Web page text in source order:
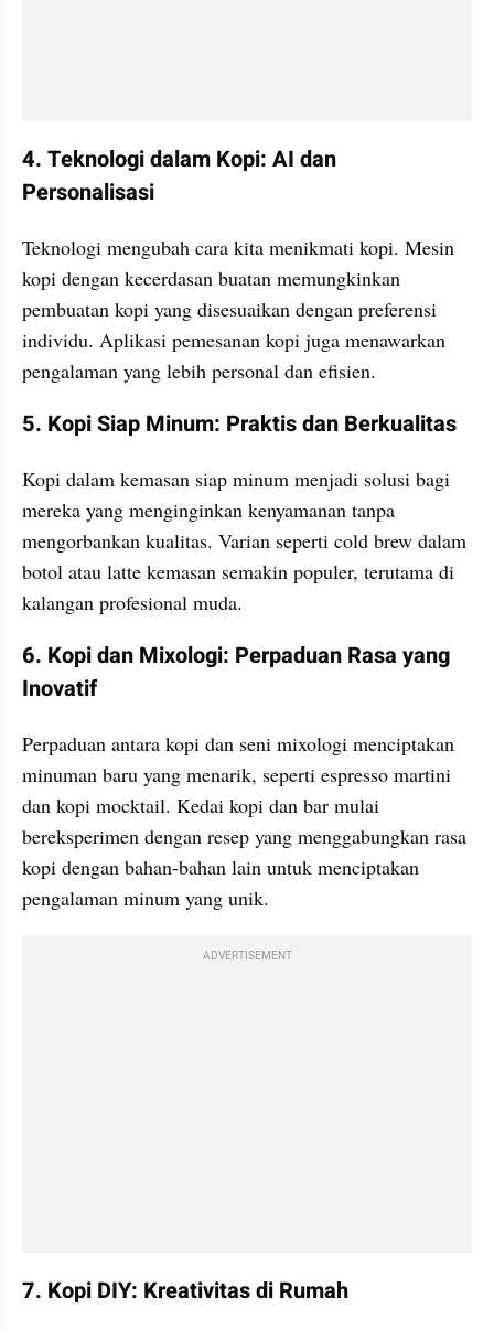
4. Teknologi dalam Kopi: AI dan
Personalisasi
Teknologi mengubah cara kita menikmati kopi. Mesin
kopi dengan kecerdasan buatan memungkinkan
pembuatan kopi yang disesuaikan dengan preferensi
individu. Aplikasi pemesanan kopi juga menawarkan
pengalaman yang lebih personal dan efisien.
5. Kopi Siap Minum: Praktis dan Berkualitas
Kopi dalam kemasan siap minum menjadi solusi bagi
mereka yang menginginkan kenyamanan tanpa
mengorbankan kualitas. Varian seperti cold brew dalam
botol atau latte kemasan semakin populer, terutama di
kalangan profesional muda.
6. Kopi dan Mixologi: Perpaduan Rasa yang
Inovatif
Perpaduan antara kopi dan seni mixologi menciptakan
minuman baru yang menarik, seperti espresso martini
dan kopi mocktail. Kedai kopi dan bar mulai
bereksperimen dengan resep yang menggabungkan rasa
kopi dengan bahan-bahan lain untuk menciptakan
pengalaman minum yang unik.
ADVERTISEMENT
7. Kopi DIY: Kreativitas di Rumah